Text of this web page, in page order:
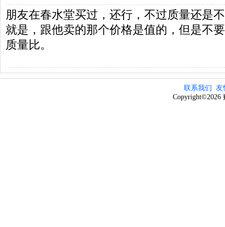
朋友在春水堂买过，还行，不过质量还是
就是，跟他卖的那个价格是值的，但是不
质量比。
联系我们
友
Copyright©2026